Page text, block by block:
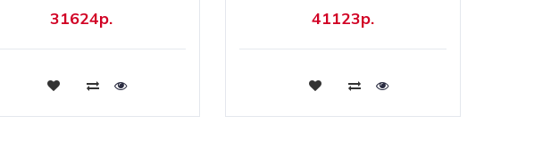
31624р.
Купить
41123р.
Купить